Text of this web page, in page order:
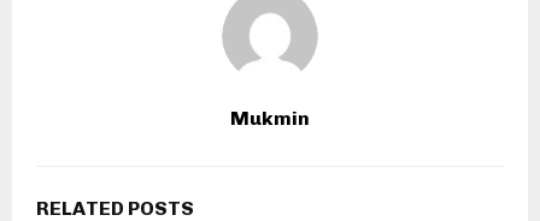
Mukmin
RELATED POSTS